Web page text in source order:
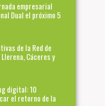
empresarial
Dual el próximo 5
de la Red de
Cáceres y
digital: 10
el retorno de la